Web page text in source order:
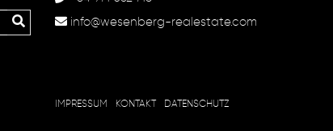
info@wesenberg-realestate.com
IMPRESSUM KONTAKT DATENSCHUTZ